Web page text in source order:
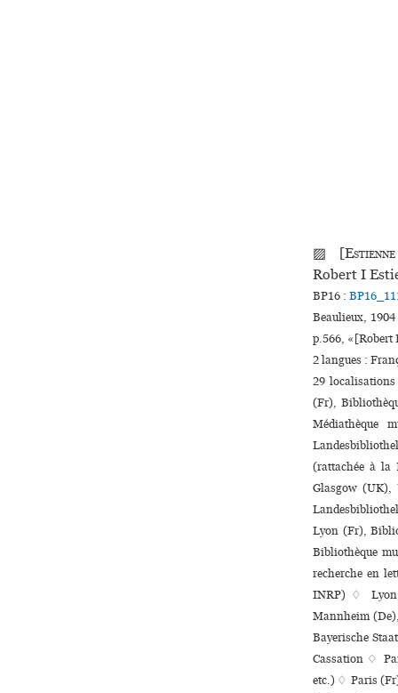
▨ [Estienne
Robert I
BP16 :
Beaulieux,
p.566, «[Robert
2 langues :
29
(Fr),
Médiathèque
(rattachée à la
Glasgow
Lyon (Fr),
Bibliothèque
recherche en
INRP) ♢ Lyon
Mannheim
Bayerische
Cassation ♢
etc.) ♢ Paris